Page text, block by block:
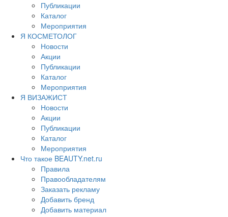
Публикации
Каталог
Мероприятия
Я КОСМЕТОЛОГ
Новости
Акции
Публикации
Каталог
Мероприятия
Я ВИЗАЖИСТ
Новости
Акции
Публикации
Каталог
Мероприятия
Что такое BEAUTY.net.ru
Правила
Правообладателям
Заказать рекламу
Добавить бренд
Добавить материал